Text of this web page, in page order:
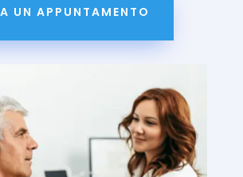
UN APPUNTAMENTO